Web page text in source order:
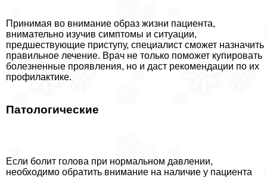
Принимая во внимание образ жизни пациента,
внимательно изучив симптомы и ситуации,
предшествующие приступу, специалист сможет назначить
правильное лечение. Врач не только поможет купировать
болезненные проявления, но и даст рекомендации по их
профилактике.
Патологические
Если болит голова при нормальном давлении,
необходимо обратить внимание на наличие у пациента